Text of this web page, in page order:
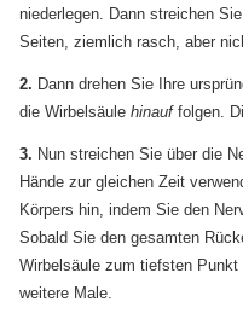
niederlegen. Dann streichen
Seiten, ziemlich rasch, aber
2. Dann drehen Sie Ihre
die Wirbelsäule hinauffolgen.
3. Nun streichen Sie über die
Hände zur gleichen Zeit
Körpers hin, indem Sie den
Sobald Sie den gesamten
Wirbelsäule zum tiefsten
weitere Male.